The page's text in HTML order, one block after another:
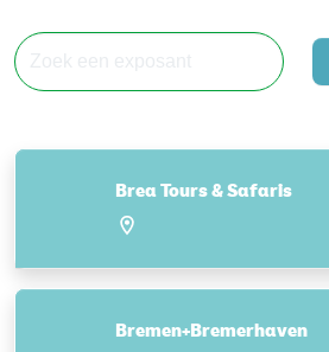
Brea Tours & Safaris
Bremen+Bremerhaven